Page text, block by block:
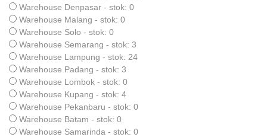
Warehouse Denpasar - stok: 0
Warehouse Malang - stok: 0
Warehouse Solo - stok: 0
Warehouse Semarang - stok: 3
Warehouse Lampung - stok: 24
Warehouse Padang - stok: 3
Warehouse Lombok - stok: 0
Warehouse Kupang - stok: 4
Warehouse Pekanbaru - stok: 0
Warehouse Batam - stok: 0
Warehouse Samarinda - stok: 0